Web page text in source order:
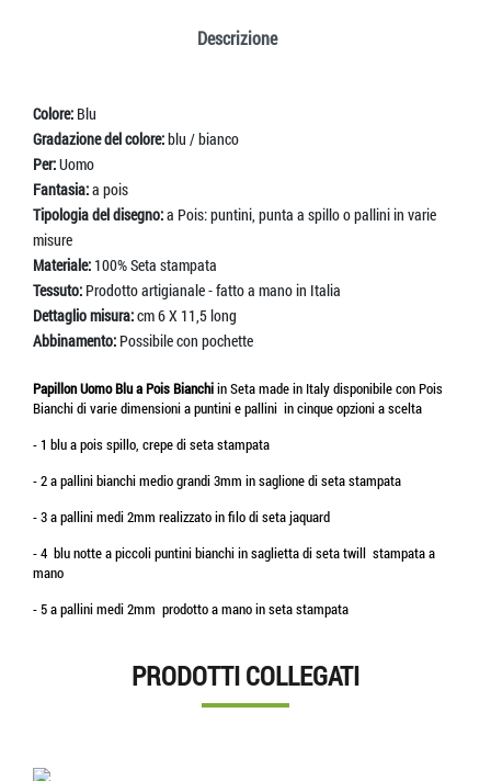
Descrizione
Colore: Blu
Gradazione del colore:blu / bianco
Per:Uomo
Fantasia:a pois
Tipologia del disegno:a Pois: puntini, punta a spillo o pallini in varie
misure
Materiale: 100% Seta stampata
Tessuto: Prodotto artigianale - fatto a mano in Italia
Dettaglio misura:cm 6 X 11,5 long
Abbinamento: Possibile con pochette
Papillon Uomo Blu a Pois Bianchiin Seta made in Italy disponibile con Pois
Bianchi di varie dimensioni a puntini e pallini in cinque opzioni a scelta
- 1 blu a pois spillo, crepe di seta stampata
- 2 a pallini bianchi medio grandi 3mm in saglione di seta stampata
- 3 a pallini medi 2mm realizzato in filo di seta jaquard
- 4 blu notte a piccoli puntini bianchi in saglietta di seta twill stampata a
mano
- 5 a pallini medi 2mm prodotto a mano in seta stampata
PRODOTTI COLLEGATI